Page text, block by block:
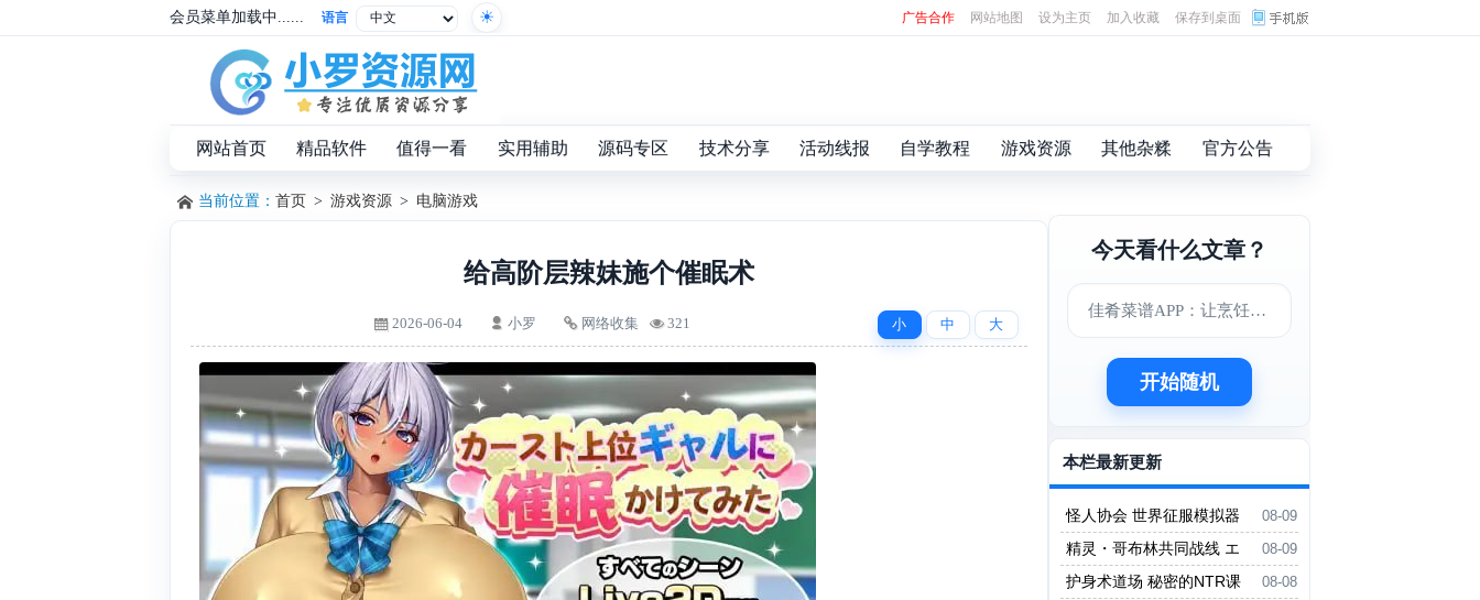
会员菜单加载中...... 语言 广告合作 网站地图 设为主页 加入收藏 保存到桌面
网站首页 精品软件 值得一看 实用辅助 源码专区 技术分享 活动线报 自学教程 游戏资源 其他杂糅 官方公告
当前位置： 首页 > 游戏资源 > 电脑游戏
给高阶层辣妹施个催眠术
小 中 大
2026-06-04 小罗 网络收集 321
今天看什么文章？
佳肴菜谱APP：让烹饪变得更简单美味
开始随机
本栏最新更新
08-09
怪人协会 世界征服模拟器
怪人協会 世界征服シミュレータ
ー
08-09
精灵・哥布林共同战线 エ
ルフ・ゴブリン統一戦線
08-08
护身术道场 秘密的NTR课